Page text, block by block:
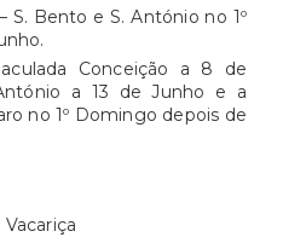
S. Bento e S. António no 1º
Conceição a 8 de
a 13 de Junho e a
no 1º Domingo depois de